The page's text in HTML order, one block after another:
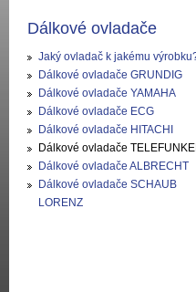
Dálkové ovladače
Jaký ovladač k jakému
Dálkové ovladače GRUNDIG
Dálkové ovladače YAMAHA
Dálkové ovladače ECG
Dálkové ovladače HITACHI
Dálkové ovladače
Dálkové ovladače ALBRECHT
Dálkové ovladače SCHAUB
LORENZ